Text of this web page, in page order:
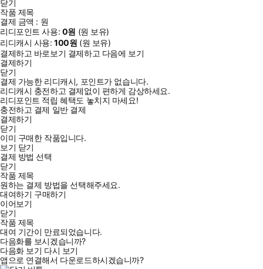
닫기
작품 제목
결제 금액 : 원
리디포인트 사용: 0원 (원 보유)
리디캐시 사용:100원 (원 보유)
결제하고 바로보기 결제하고 다음에 보기
결제하기
닫기
결제 가능한 리디캐시, 포인트가 없습니다.
리디캐시 충전하고 결제없이 편하게 감상하세요.
리디포인트 적립 혜택도 놓치지 마세요!
충전하고 결제 일반 결제
결제하기
닫기
이미 구매한 작품입니다.
보기 닫기
결제 방법 선택
닫기
작품 제목
원하는 결제 방법을 선택해주세요.
대여하기 구매하기
이어보기
닫기
작품 제목
대여 기간이 만료되었습니다.
다음화를 보시겠습니까?
다음화 보기 다시 보기
앱으로 연결해서 다운로드하시겠습니까?